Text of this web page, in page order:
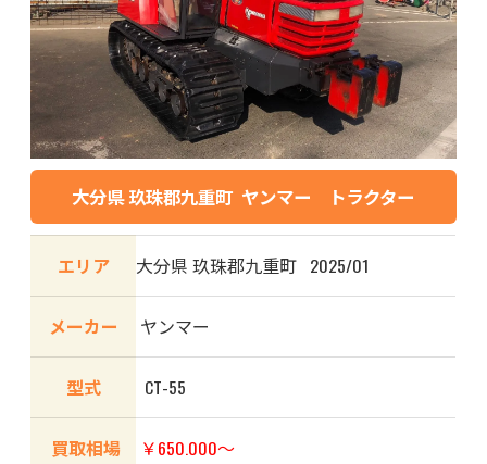
大分県 玖珠郡九重町 ヤンマー トラクター
エリア 大分県 玖珠郡九重町 2025/01
メーカー ヤンマー
型式 CT-55
買取相場 ￥650.000～